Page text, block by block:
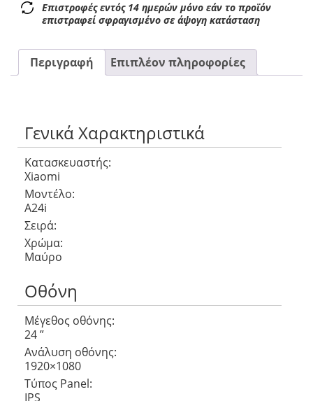
Επιστροφές εντός 14 ημερών μόνο εάν το προϊόν
επιστραφεί σφραγισμένο σε άψογη κατάσταση
Περιγραφή Επιπλέον πληροφορίες
Γενικά Χαρακτηριστικά
Κατασκευαστής:
Xiaomi
Μοντέλο:
A24i
Σειρά:
Χρώμα:
Μαύρο
Οθόνη
Μέγεθος οθόνης:
24 ”
Ανάλυση οθόνης:
1920×1080
Τύπος Panel:
IPS